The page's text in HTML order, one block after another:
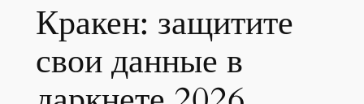
Кракен: защитите
свои данные в